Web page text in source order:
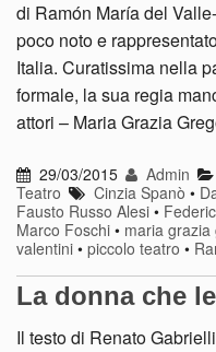
di Ramón María del
poco noto e
Italia. Curatissima nella
formale, la sua regia
attori – Maria Grazia
29/03/2015 Admin
Teatro
Cinzia Spanò •
Fausto Russo Alesi •
Marco Foschi • maria grazia
valentini • piccolo teatro •
La donna che
Il testo di Renato